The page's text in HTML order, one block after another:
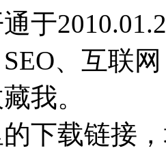
、互联
我。
载链接，